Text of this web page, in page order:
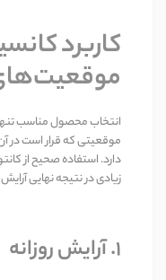
کاربرد
انتخاب محصول مناسب
موقعیتی که قرار است در
دارد. استفاده صحیح از
زیادی در نتیجه نهایی
۱.آرایش روزانه